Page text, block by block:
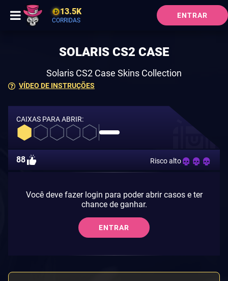
13.5K
CORRIDAS
ENTRAR
VÍDEO DE INSTRUÇÕES
SOLARIS CS2 CASE
Solaris CS2 Case Skins Collection
CAIXAS PARA ABRIR:
88 Risco alto
Você deve fazer login para poder abrir casos e ter
chance de ganhar.
ENTRAR